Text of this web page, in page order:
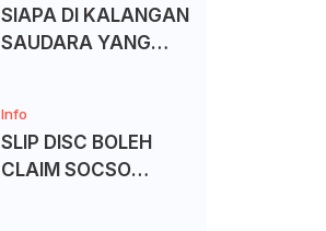
SIAPA DI KALANGAN
SAUDARA YANG
Info
SLIP DISC BOLEH
CLAIM SOCSO